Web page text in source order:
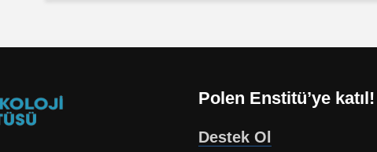
Polen Enstitü’ye katıl!
Destek Ol